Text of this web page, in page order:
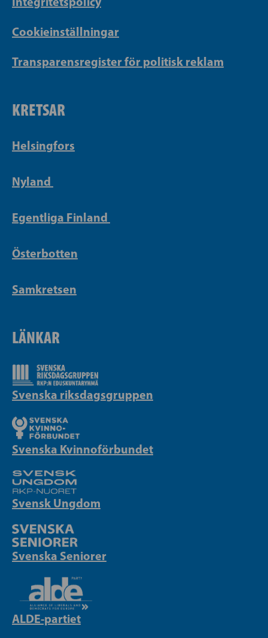
Cookieinställningar
Transparensregister för politisk reklam
KRETSAR
Helsingfors
Nyland
Egentliga Finland
Österbotten
Samkretsen
LÄNKAR
Svenska riksdagsgruppen
Svenska Kvinnoförbundet
Svensk Ungdom
Svenska Seniorer
ALDE-partiet